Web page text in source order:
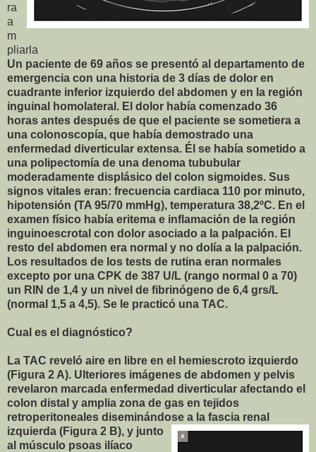
ra
a
m
pliarla
Un paciente de 69 años se presentó al departamento de
emergencia con una historia de 3 días de dolor en
cuadrante inferior izquierdo del abdomen y en la región
inguinal homolateral. El dolor había comenzado 36
horas antes después de que el paciente se sometiera a
una colonoscopía, que había demostrado una
enfermedad diverticular extensa. Él se había sometido a
una polipectomía de una denoma tububular
moderadamente displásico del colon sigmoides. Sus
signos vitales eran: frecuencia cardiaca 110 por minuto,
hipotensión (TA 95/70 mmHg), temperatura 38,2ºC. En el
examen físico había eritema e inflamación de la región
inguinoescrotal con dolor asociado a la palpación. El
resto del abdomen era normal y no dolía a la palpación.
Los resultados de los tests de rutina eran normales
excepto por una CPK de 387 U/L (rango normal 0 a 70)
un RIN de 1,4 y un nivel de fibrinógeno de 6,4 grs/L
(normal 1,5 a 4,5). Se le practicó una TAC.
Cual es el diagnóstico?
La TAC reveló aire en libre en el hemiescroto izquierdo
(Figura 2 A). Ulteriores imágenes de abdomen y pelvis
revelaron marcada enfermedad diverticular afectando el
colon distal y amplia zona de gas en tejidos
retroperitoneales diseminándose a la fascia renal
izquierda (Figura 2 B), y junto
al músculo psoas ilíaco